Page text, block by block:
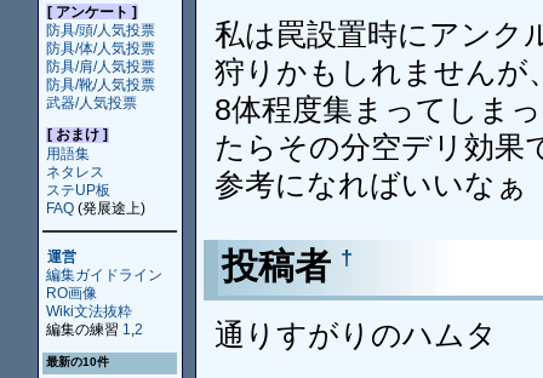
[ アンケート ]
防具/頭/人気投票
防具/体/人気投票
防具/肩/人気投票
防具/靴/人気投票
武器/人気投票
[ おまけ ]
用語集
ネタレス
ステUP板
FAQ(発展途上)
運営
編集ガイドライン
RO画像
Wiki文法抜粋
編集の練習 1 2
最新の10件
私は罠設置時にアンク
狩りかもしれませんが
8体程度集まってしま
たらその分空デリ効果
参考になればいいなぁ
投稿者 †
通りすがりのハムタ